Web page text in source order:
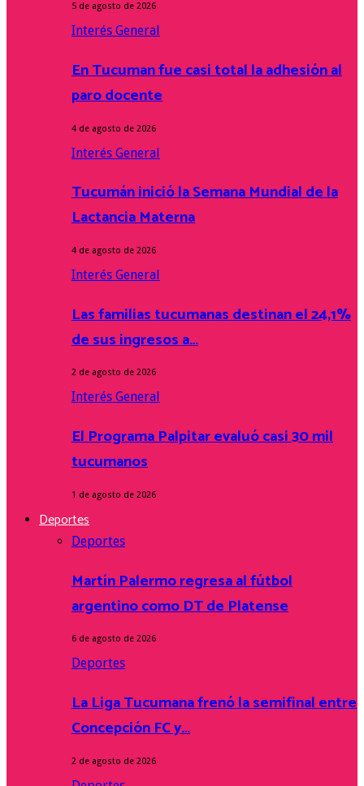
5 de agosto de 2026
Interés General
En Tucuman fue casi total la adhesión al
paro docente
4 de agosto de 2026
Interés General
Tucumán inició la Semana Mundial de la
Lactancia Materna
4 de agosto de 2026
Interés General
Las familias tucumanas destinan el 24,1%
de sus ingresos a…
2 de agosto de 2026
Interés General
El Programa Palpitar evaluó casi 30 mil
tucumanos
1 de agosto de 2026
Deportes
Deportes
Martín Palermo regresa al fútbol
argentino como DT de Platense
6 de agosto de 2026
Deportes
La Liga Tucumana frenó la semifinal entre
Concepción FC y…
2 de agosto de 2026